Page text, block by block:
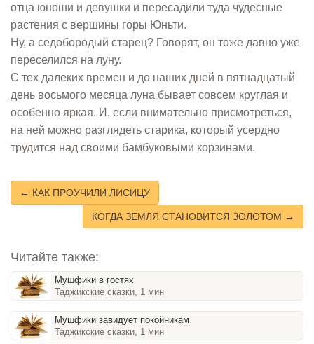
отца юноши и девушки и пересадили туда чудесные
растения с вершины горы Юньти.
Ну, а седобородый старец? Говорят, он тоже давно уже
переселился на луну.
С тех далеких времен и до наших дней в пятнадцатый
день восьмого месяца луна бывает совсем круглая и
особенно яркая. И, если внимательно присмотреться,
на ней можно разглядеть старика, который усердно
трудится над своими бамбуковыми корзинами.
← КАК ПРОУЧИЛИ ЛИСИЦУ
КОГДА ЗЕМЛЯ СТАНОВИТСЯ ЗОЛОТОМ →
Читайте также:
Мушфики в гостях
Таджикские сказки, 1 мин
Мушфики завидует покойникам
Таджикские сказки, 1 мин